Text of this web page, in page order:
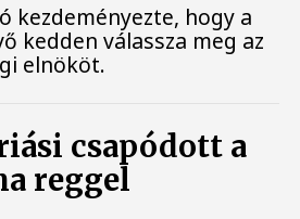
kezdeményezte, hogy a
kedden válassza meg az
elnököt.
csapódott a
reggel